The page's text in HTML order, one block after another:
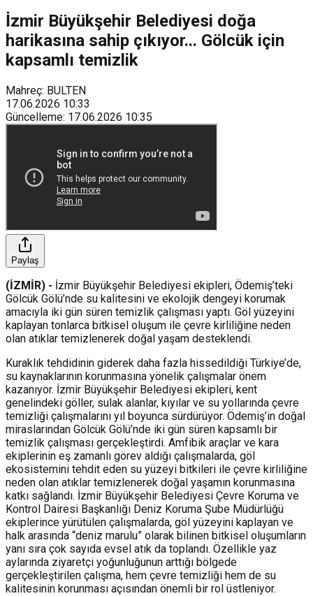
İzmir Büyükşehir Belediyesi doğa
harikasına sahip çıkıyor... Gölcük için
kapsamlı temizlik
Mahreç: BULTEN
17.06.2026 10:33
Güncelleme: 17.06.2026 10:35
Paylaş
(İZMİR) - İzmir Büyükşehir Belediyesi ekipleri, Ödemiş’teki
Gölcük Gölü’nde su kalitesini ve ekolojik dengeyi korumak
amacıyla iki gün süren temizlik çalışması yaptı. Göl yüzeyini
kaplayan tonlarca bitkisel oluşum ile çevre kirliliğine neden
olan atıklar temizlenerek doğal yaşam desteklendi.
Kuraklık tehdidinin giderek daha fazla hissedildiği Türkiye’de,
su kaynaklarının korunmasına yönelik çalışmalar önem
kazanıyor. İzmir Büyükşehir Belediyesi ekipleri, kent
genelindeki göller, sulak alanlar, kıyılar ve su yollarında çevre
temizliği çalışmalarını yıl boyunca sürdürüyor. Ödemiş’in doğal
miraslarından Gölcük Gölü’nde iki gün süren kapsamlı bir
temizlik çalışması gerçekleştirdi. Amfibik araçlar ve kara
ekiplerinin eş zamanlı görev aldığı çalışmalarda, göl
ekosistemini tehdit eden su yüzeyi bitkileri ile çevre kirliliğine
neden olan atıklar temizlenerek doğal yaşamın korunmasına
katkı sağlandı. İzmir Büyükşehir Belediyesi Çevre Koruma ve
Kontrol Dairesi Başkanlığı Deniz Koruma Şube Müdürlüğü
ekiplerince yürütülen çalışmalarda, göl yüzeyini kaplayan ve
halk arasında “deniz marulu” olarak bilinen bitkisel oluşumların
yanı sıra çok sayıda evsel atık da toplandı. Özellikle yaz
aylarında ziyaretçi yoğunluğunun arttığı bölgede
gerçekleştirilen çalışma, hem çevre temizliği hem de su
kalitesinin korunması açısından önemli bir rol üstleniyor.